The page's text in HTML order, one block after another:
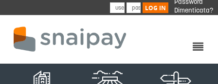
LOG IN
Password
Dimenticata?
CHI SIAMO